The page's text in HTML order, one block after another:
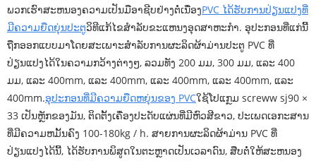
ພວກເຮົາສະຫນອງຄວາມເປັນມືອາຊີບຢ່າງຕໍ່ເນື່ອງPVC ໄດ້ຮັບການປ່ຽນແປງທີ່
ມີຄວາມຍືດຍຸ່ນປະຕູວິທີແກ້ໄຂສໍາລັບຂະແຫນງອຸດສາຫະກໍາ. ອຸປະກອນທີ່ແກ່ນີ້
ຖືກອອກແບບມາໂດຍສະເພາະສໍາລັບການຜະລິດຜ້າມ່ານປະຕູ PVC ທີ່
ປ່ຽນແປງໄດ້ໃນຄວາມກວ້າງຕ່າງໆ, ລວມທັງ 200 ມມ, 300 ມມ, ແລະ 400
ມມ, ແລະ 400mm, ແລະ 400mm, ແລະ 400mm, ແລະ 400mm, ແລະ
400mm.ອຸປະກອນທີ່ມີຄວາມຍືດຫຍຸ່ນຂອງ PVCໃຊ້ໂປແກຼມ screww sj90 ×
33 ເປັນຫຼັກຂອງມັນ, ຕິດຕັ້ງເຄື່ອງປະດັບແຜ່ນທີ່ມີຫົວສີຂາວ, ປະເພດເອກະສານ
ທີ່ມີຄວາມຫມັ້ນຄົງ 100-180kg / h. ສາຍການຜະລິດຜ້າມ່ານ PVC ທີ່
ປ່ຽນແປງໄດ້ນີ້, ໄດ້ຮັບການພິສູດໃນຕະຫຼາດເປັນເວລາດົນ, ສືບຕໍ່ໃຫ້ສະຫນອງ